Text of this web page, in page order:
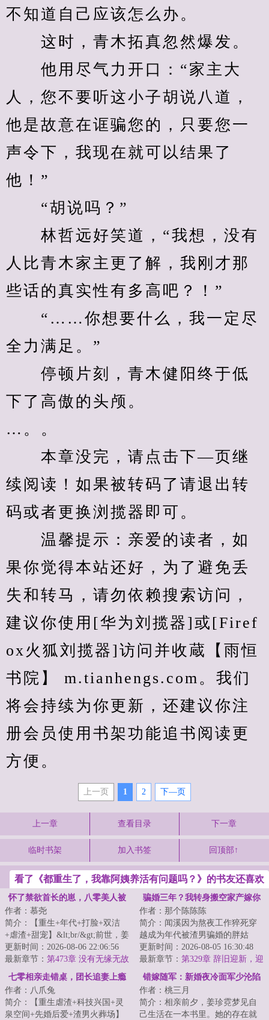
不知道自己应该怎么办。
这时，青木拓真忽然爆发。
他用尽气力开口：“家主大
人，您不要听这小子胡说八道，
他是故意在诓骗您的，只要您一
声令下，我现在就可以结果了
他！”
“胡说吗？”
林哲远好笑道，“我想，没有
人比青木家主更了解，我刚才那
些话的真实性有多高吧？！”
“……你想要什么，我一定尽
全力满足。”
停顿片刻，青木健阳终于低
下了高傲的头颅。
…。。
本章没完，请点击下—页继
续阅读！如果被转码了请退出转
码或者更换浏揽器即可。
温馨提示：亲爱的读者，如
果你觉得本站还好，为了避免丢
失和转马，请勿依赖搜索访问，
建议你使用[华为刘揽器]或[Firef
ox火狐刘揽器]访问并收蔵【雨恒
书院】 m.tianhengs.com。我们
将会持续为你更新，还建议你注
册会员使用书架功能追书阅读更
方便。
上一页 1 2 下—页
上一章 查看目录 下一章
临时书架 加入书签 回顶部↑
看了《都重生了，我靠阿姨养活有问题吗？》的书友还喜欢
看
怀了禁欲首长的崽，八零美人被
作者：慕尧
简介：【重生+年代+打脸+双洁
+虐渣+甜宠】&lt;br/&gt;前世，姜
云笙新婚夜见着丈夫和小姑子卿
卿我我，愤怒...
更新时间：2026-08-06 22:06:56
最新章节： 第473章 没有无缘无故
的好
骗婚三年？我转身搬空家产嫁你
上司！
作者：那个陈陈陈
简介：闻溪因为熬夜工作猝死穿
越成为年代被渣男骗婚的胖姑
娘。&lt;br/&gt;渣夫攀高枝和领导
女儿在军区双...
更新时间：2026-08-05 16:30:48
最新章节： 第329章 辞旧迎新，迎
接新一年
七零相亲走错桌，团长追妻上瘾
求生崽
作者：八爪兔
简介：【重生虐渣+科技兴国+灵
泉空间+先婚后爱+渣男火葬场】
错嫁随军：新婚夜冷面军少沦陷
作者：桃三月
简介：相亲前夕，姜珍霓梦见自
己生活在一本书里。她的存在就